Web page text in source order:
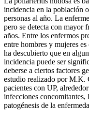
incidencia en la población
personas al año. La
pero se detecta con mayor
años. Entre los enfermos
entre hombres y mujeres
ha descubierto que en
incidencia puede ser
deberse a ciertos factores
estudio realizado por M.K.
pacientes con UP,
infecciones concomitantes,
patogénesis de la